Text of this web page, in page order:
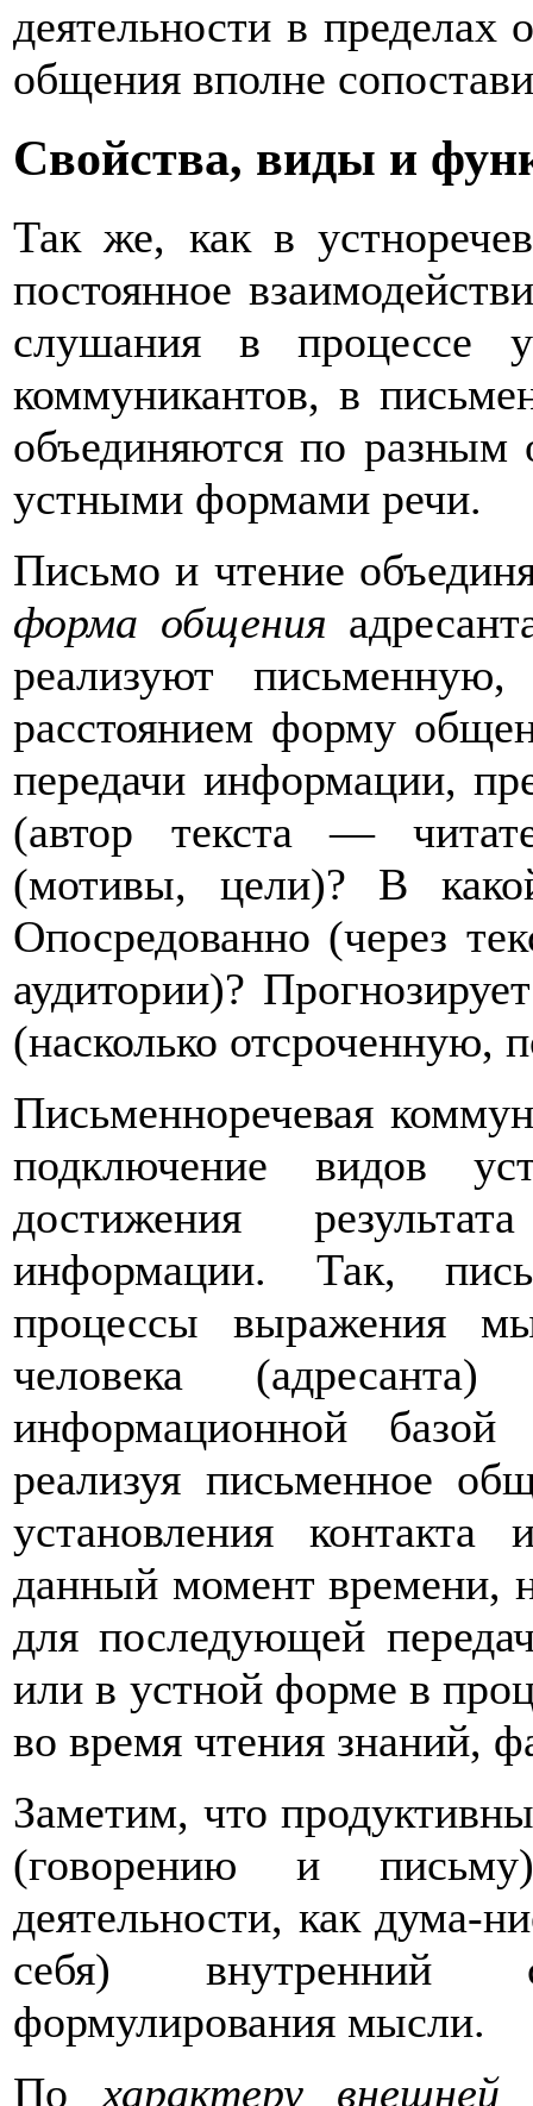
деятельности в
общения вполне
Свойства, виды и
Так же, как в
постоянное
слушания в процессе
коммуникантов, в
объединяются по
устными формами речи.
Письмо и чтение
форма общения
реализуют
расстоянием форму
передачи информации,
(автор текста —
(мотивы, цели)? В
Опосредованно (через
аудитории)?
(насколько отсроченную,
Письменноречевая
подключение видов
достижения
информации. Так,
процессы выражения
человека
информационной
реализуя письменное
установления
данный момент времени,
для последующей
или в устной форме в
во время чтения знаний,
Заметим, что
(говорению и
деятельности, как дума-
себя) внутренний
формулирования мысли.
По характеру